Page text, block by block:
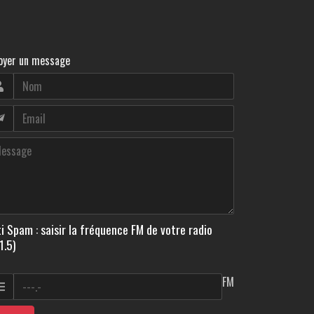
un message
Spam : saisir la fréquence FM de votre radio
FM